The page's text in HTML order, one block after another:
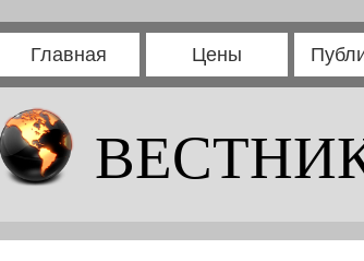
Главная Цены